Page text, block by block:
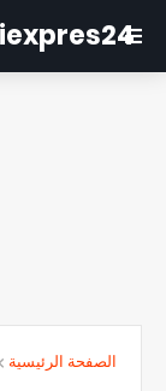
الصفحة الرئيسية